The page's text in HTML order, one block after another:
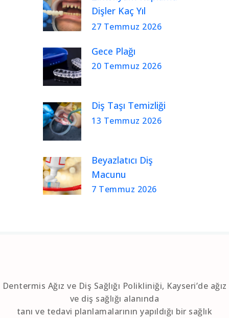
Dişler Kaç Yıl
Kullanılır?
27 Temmuz 2026
Gece Plağı
20 Temmuz 2026
Diş Taşı Temizliği
13 Temmuz 2026
Beyazlatıcı Diş
Macunu
7 Temmuz 2026
Dentermis Ağız ve Diş Sağlığı Polikliniği, Kayseri’de ağız
ve diş sağlığı alanında
tanı ve tedavi planlamalarının yapıldığı bir sağlık